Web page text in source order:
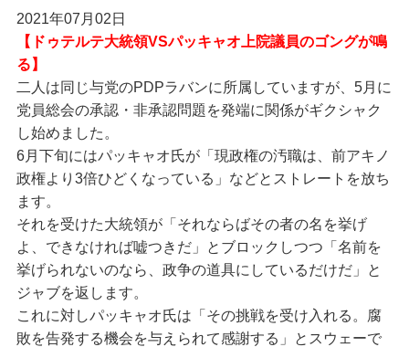
2021年07月02日
【ドゥテルテ大統領VSパッキャオ上院議員のゴングが鳴
る】
二人は同じ与党のPDPラバンに所属していますが、5月に
党員総会の承認・非承認問題を発端に関係がギクシャク
し始めました。
6月下旬にはパッキャオ氏が「現政権の汚職は、前アキノ
政権より3倍ひどくなっている」などとストレートを放ち
ます。
それを受けた大統領が「それならばその者の名を挙げ
よ、できなければ嘘つきだ」とブロックしつつ「名前を
挙げられないのなら、政争の道具にしているだけだ」と
ジャブを返します。
これに対しパッキャオ氏は「その挑戦を受け入れる。腐
敗を告発する機会を与えられて感謝する」とスウェーで